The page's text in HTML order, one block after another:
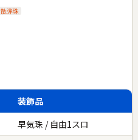
散弾珠
装飾品
早気珠 / 自由1スロ